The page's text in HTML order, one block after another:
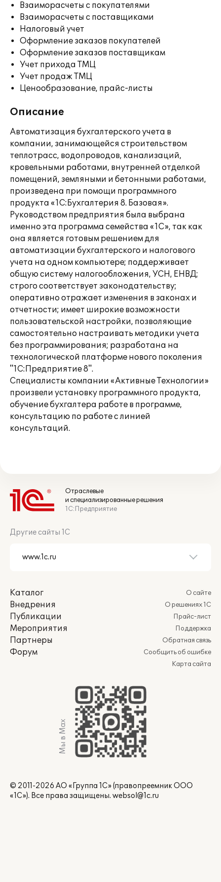
Взаиморасчеты с покупателями
Взаиморасчеты с поставщиками
Налоговый учет
Оформление заказов покупателей
Оформление заказов поставщикам
Учет прихода ТМЦ
Учет продаж ТМЦ
Ценообразование, прайс-листы
Описание
Автоматизация бухгалтерского учета в
компании, занимающейся строительством
теплотрасс, водопроводов, канализаций,
кровельными работами, внутренней отделкой
помещений, земляными и бетонными работами,
произведена при помощи программного
продукта «1С:Бухгалтерия 8. Базовая».
Руководством предприятия была выбрана
именно эта программа семейства «1С», так как
она является готовым решением для
автоматизации бухгалтерского и налогового
учета на одном компьютере; поддерживает
общую систему налогообложения, УСН, ЕНВД;
строго соответствует законодательству;
оперативно отражает изменения в законах и
отчетности; имеет широкие возможности
пользовательской настройки, позволяющие
самостоятельно настраивать методики учета
без программирования; разработана на
технологической платформе нового поколения
"1С:Предприятие 8".
Специалисты компании «Активные Технологии»
произвели установку программного продукта,
обучение бухгалтера работе в программе,
консультацию по работе с линией
консультаций.
Отраслевые
и специализированные решения
1С:Предприятие
Другие сайты 1С
Каталог
Внедрения
Публикации
Мероприятия
Партнеры
Форум
О сайте
О решениях 1С
Прайс-лист
Поддержка
Обратная связь
Сообщить об ошибке
Карта сайта
Мы в Max
© 2011-2026 АО «Группа 1С» (правопреемник ООО
«1С»). Все права защищены. websol@1c.ru